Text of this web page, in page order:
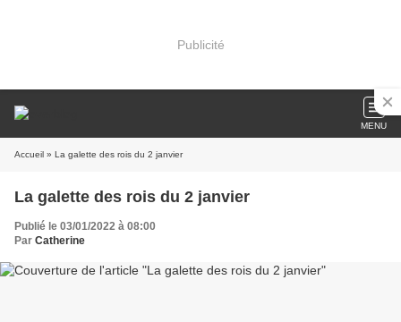
Publicité
MENU
Accueil » La galette des rois du 2 janvier
La galette des rois du 2 janvier
Publié le 03/01/2022 à 08:00
Par Catherine